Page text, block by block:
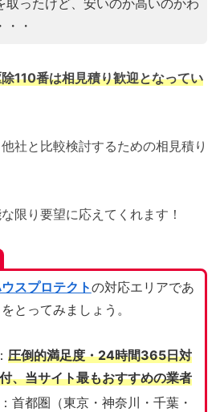
・
110番は相見積り歓迎となってい
社と比較検討するための相見積り
限り要望に応えてくれます！
スプロテクトの対応エリアであ
とってみましょう。
圧倒的満足度・24時間365日対
、当サイト最もおすすめの業者
首都圏（東京・神奈川・千葉・